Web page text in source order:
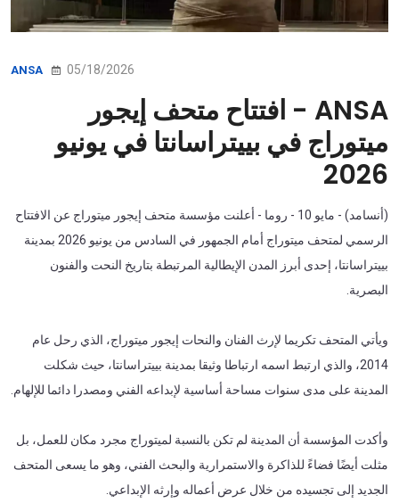
ANSA 05/18/2026
ANSA - افتتاح متحف إيجور
ميتوراج في بييتراسانتا في يونيو
2026
(أنسامد) - مايو 10 - روما - أعلنت مؤسسة متحف إيجور ميتوراج عن الافتتاح
الرسمي لمتحف ميتوراج أمام الجمهور في السادس من يونيو 2026 بمدينة
بييتراسانتا، إحدى أبرز المدن الإيطالية المرتبطة بتاريخ النحت والفنون
البصرية.
ويأتي المتحف تكريما لإرث الفنان والنحات إيجور ميتوراج، الذي رحل عام
2014، والذي ارتبط اسمه ارتباطا وثيقا بمدينة بييتراسانتا، حيث شكلت
المدينة على مدى سنوات مساحة أساسية لإبداعه الفني ومصدرا دائما للإلهام.
وأكدت المؤسسة أن المدينة لم تكن بالنسبة لميتوراج مجرد مكان للعمل، بل
مثلت أيضًا فضاءً للذاكرة والاستمرارية والبحث الفني، وهو ما يسعى المتحف
الجديد إلى تجسيده من خلال عرض أعماله وإرثه الإبداعي.